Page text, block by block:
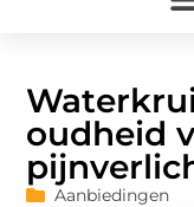
oudheid
Aanbiedingen